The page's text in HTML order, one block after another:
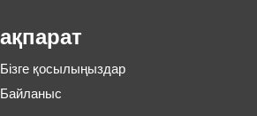
ақпарат
Бізге қосылыңыздар
Байланыс